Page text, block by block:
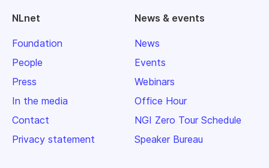
NLnet
Foundation
People
Press
In the media
Contact
Privacy statement
News & events
News
Events
Webinars
Office Hour
NGI Zero Tour Schedule
Speaker Bureau